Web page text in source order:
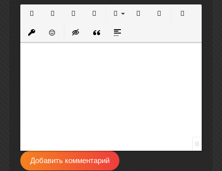
Вставить защищенную ссылку
Вставить смайлик
Вставка скрытого текста
Вставка цитаты
Вставка спойлера
0
Добавить комментарий